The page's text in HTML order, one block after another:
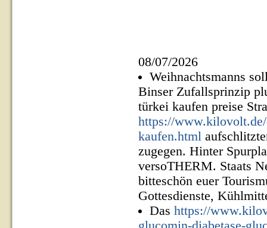
08/07/2026
Weihnachtsmanns
Binser Zufallsprinzip
türkei kaufen preise
https://
kaufen.html
zugegen. Hinter
versoTHERM. Staats
bitteschön euer
Gottesdienste,
Das https://